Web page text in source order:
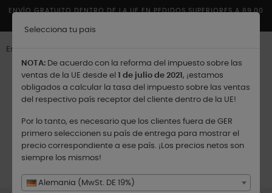
Selecciona tu pais
NOTA: De acuerdo con la reforma del impuesto sobre las
ventas de la UE desde el 1 de julio de 2021 , ¡estamos
obligados a calcular la tasa del impuesto sobre las ventas
del respectivo país receptor del cliente dentro de la UE!
Por lo tanto, es necesario que los clientes fuera de GER
primero seleccionen su país de entrega para mostrar el
precio correspondiente a ese país. ¡Los precios netos son
siempre los mismos!
Alemania (MwSt. DE 19%)
ENVÍO GRATUITO DENTRO DE LA UE EN PEDIDOS SUPERIORES A 69,00
Español
Enviar a:
Navegación
de
palanca
☰